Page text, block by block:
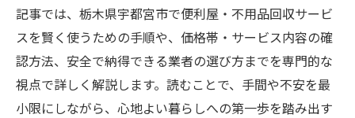
記事では、栃木県宇都宮市で便利屋・不用品回収サービ
スを賢く使うための手順や、価格帯・サービス内容の確
認方法、安全で納得できる業者の選び方までを専門的な
視点で詳しく解説します。読むことで、手間や不安を最
小限にしながら、心地よい暮らしへの第一歩を踏み出す